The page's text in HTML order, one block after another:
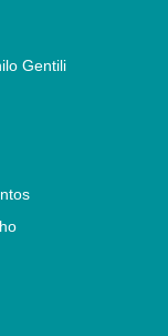
Gentili